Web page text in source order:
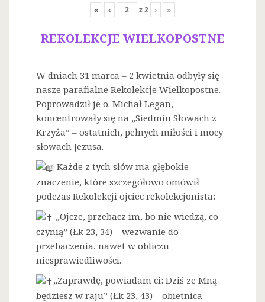
« ‹ z2 › »
REKOLEKCJE WIELKOPOSTNE
W dniach 31 marca – 2 kwietnia odbyły się
nasze parafialne Rekolekcje Wielkopostne.
Poprowadził je o. Michał Legan,
koncentrowały się na „Siedmiu Słowach z
Krzyża” – ostatnich, pełnych miłości i mocy
słowach Jezusa.
Każde z tych słów ma głębokie
znaczenie, które szczegółowo omówił
podczas Rekolekcji ojciec rekolekcjonista:
„Ojcze, przebacz im, bo nie wiedzą, co
czynią” (Łk 23, 34) – wezwanie do
przebaczenia, nawet w obliczu
niesprawiedliwości.
„Zaprawdę, powiadam ci: Dziś ze Mną
będziesz w raju” (Łk 23, 43) – obietnica